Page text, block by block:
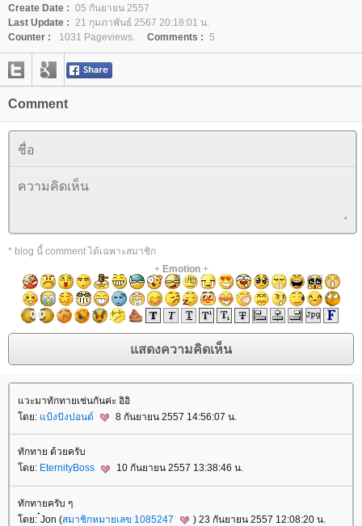
Create Date : 05 กันยายน 2557
Last Update : 21 กุมภาพันธ์ 2567 20:18:01 น.
Counter :
1031 Pageviews. Comments : 5
Comment
* blog นี้ comment ได้เฉพาะสมาชิก
+ Emotion+
วะมาทักทายเช่นกันค่ะ อิอิ
ดย: ป้งปังปอนด์ 8 กันยายน 2557 14:56:07 น.
ทักทาย ด้วยครับ
ดย: EternityBoss 10 กันยายน 2557 13:38:46 น.
ทักทายครับ ๆ
ดย: ๋Jon (สมาชิกหมายเลข 1085247 ) 23 กันยายน 2557 12:08:20 น.